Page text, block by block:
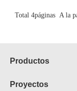
Total 4páginas A la
Productos
Proyectos